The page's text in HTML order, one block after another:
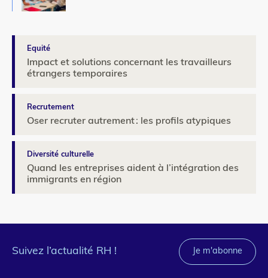
Equité
Impact et solutions concernant les travailleurs
étrangers temporaires
Recrutement
Oser recruter autrement : les profils atypiques
Diversité culturelle
Quand les entreprises aident à l’intégration des
immigrants en région
Suivez l’actualité RH ! Je m'abonne